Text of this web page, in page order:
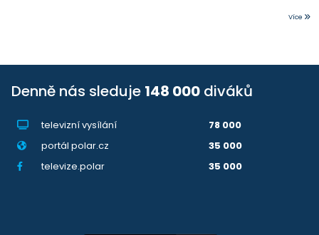
Více
Denně nás sleduje 148 000 diváků
televizní vysílání
78 000
portál polar.cz
35 000
televize.polar
35 000